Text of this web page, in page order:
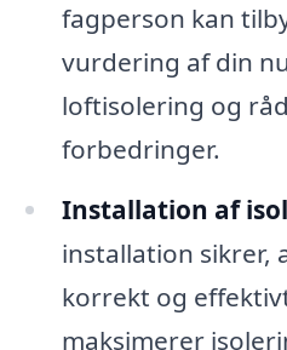
fagperson kan
vurdering af din
loftisolering og
forbedringer.
Installation af
installation sikrer,
korrekt og
maksimerer